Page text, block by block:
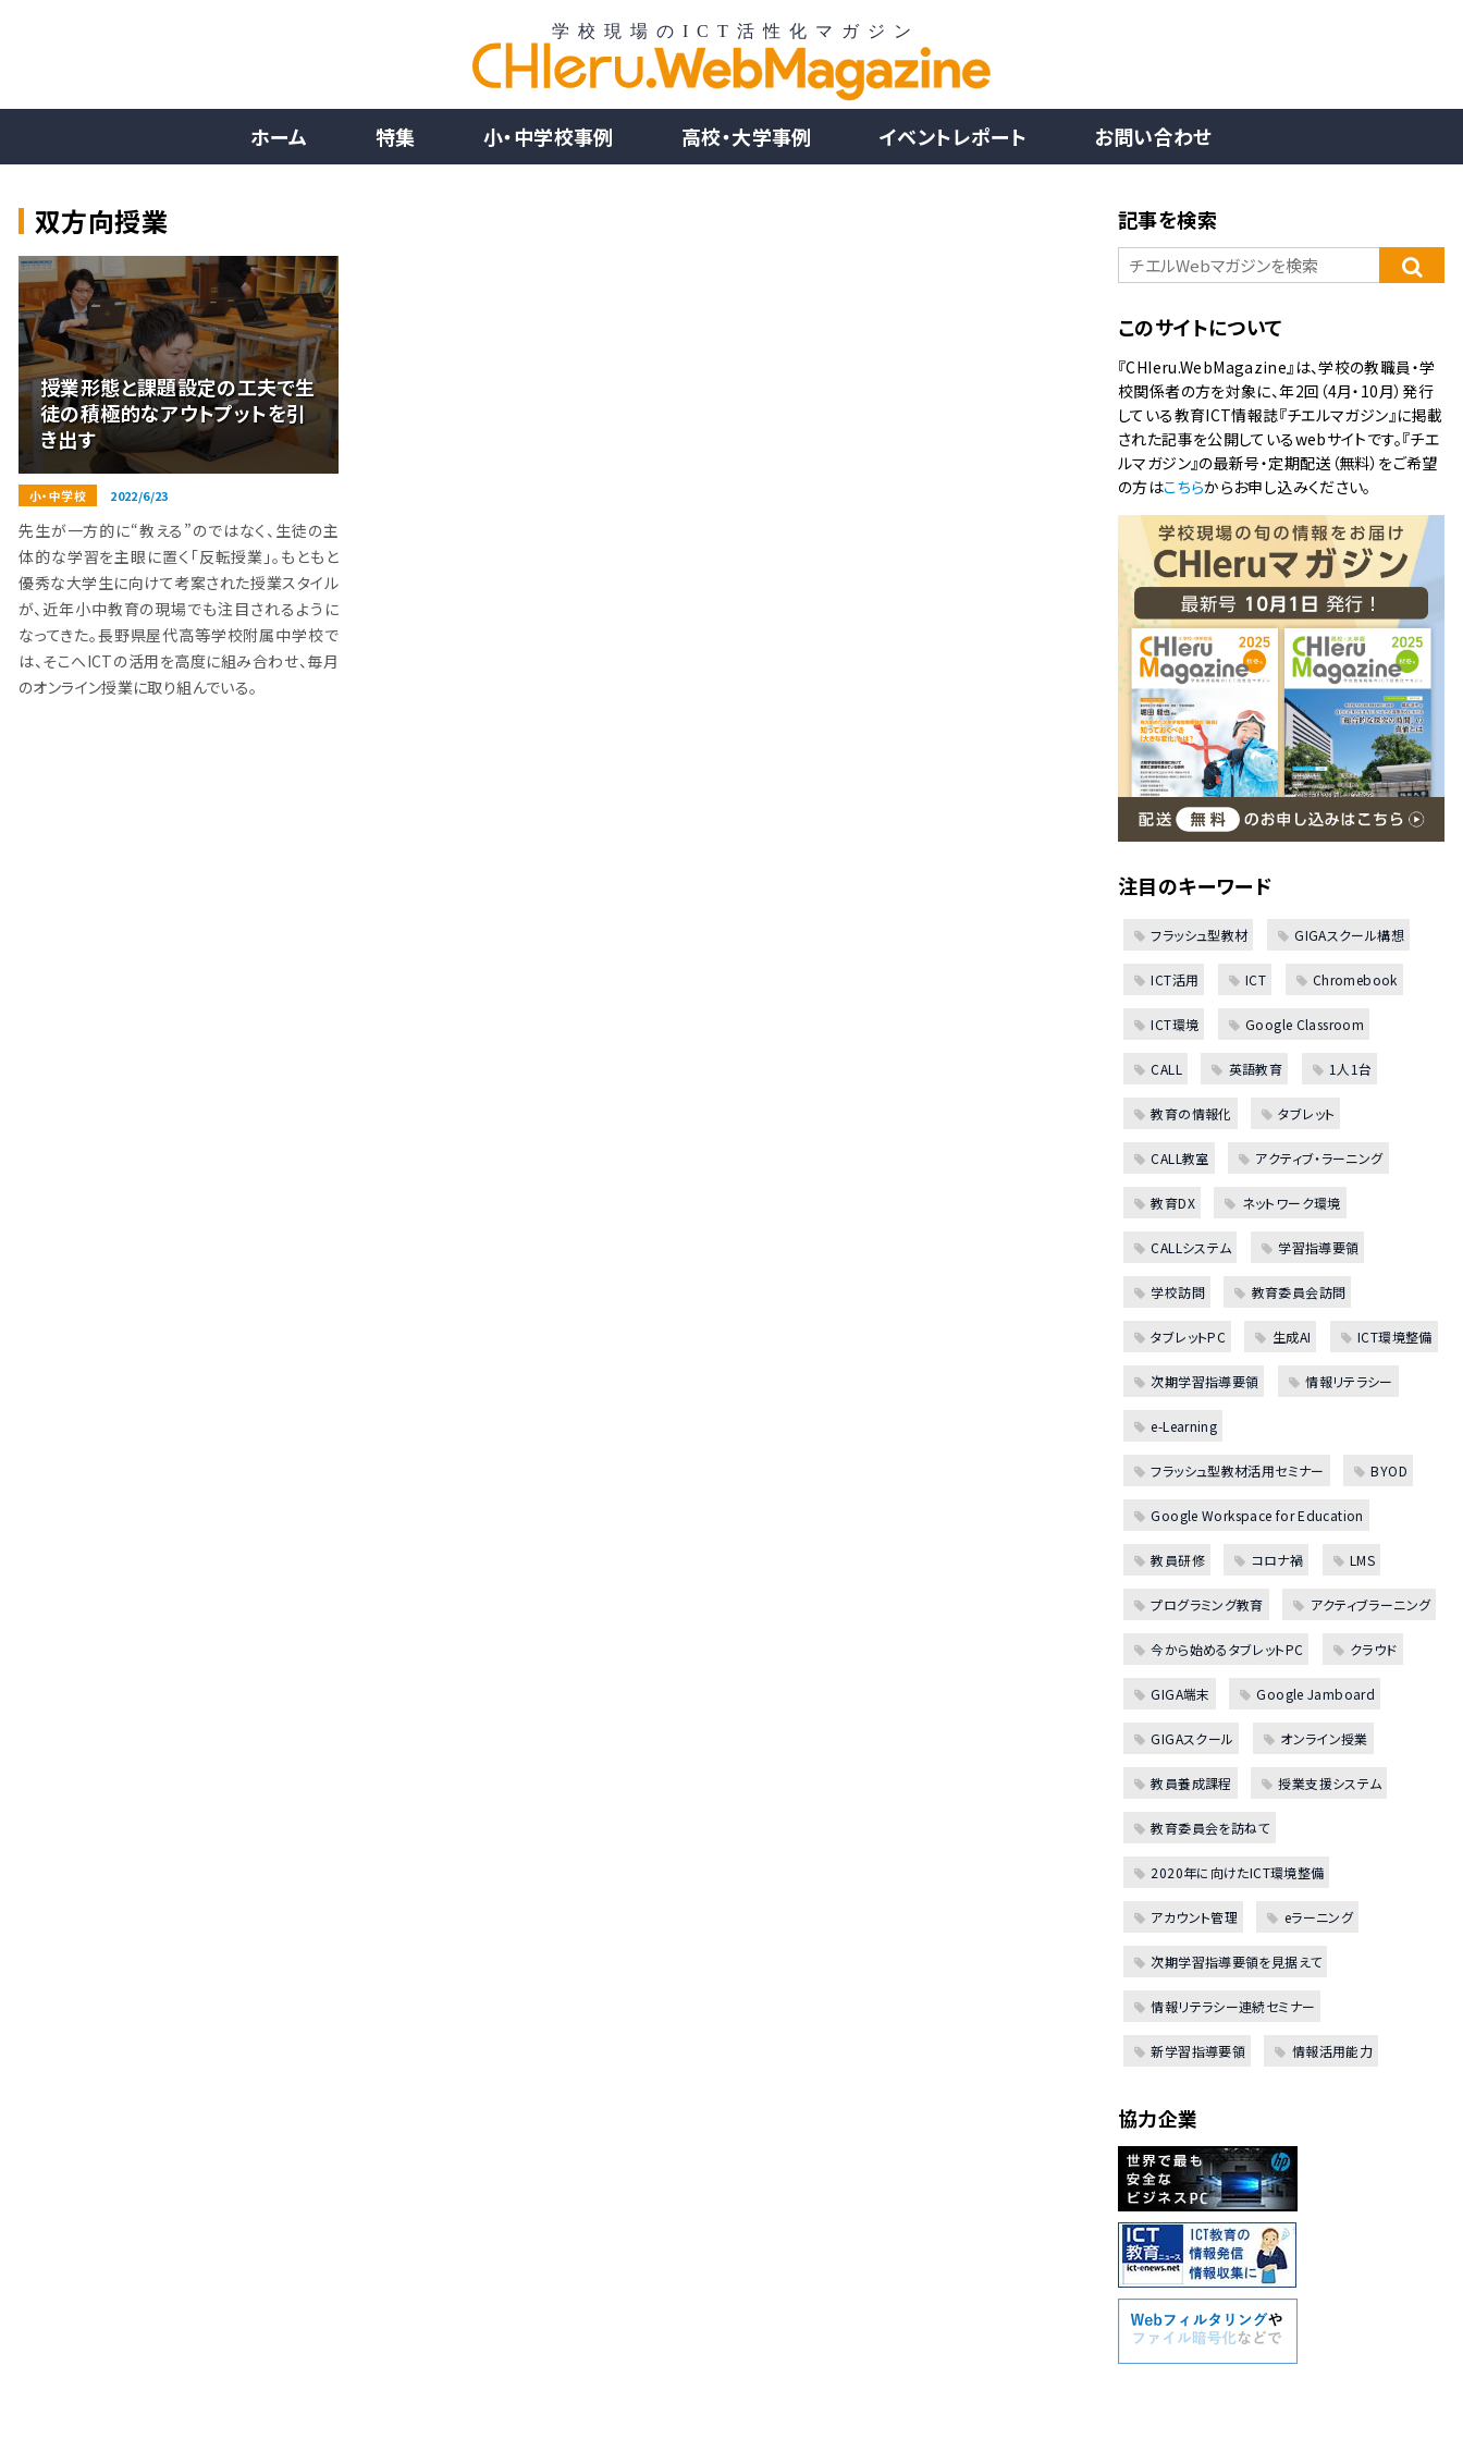
ホーム 特集 小・中学校事例 高校・大学事例 イベントレポート お問い合わせ
双方向授業
授業形態と課題設定の工夫で生
徒の積極的なアウトプットを引
き出す
小・中学校 2022/6/23
先生が一方的に“教える”のではなく、生徒の主
体的な学習を主眼に置く「反転授業」。もともと
優秀な大学生に向けて考案された授業スタイル
が、近年小中教育の現場でも注目されるように
なってきた。長野県屋代高等学校附属中学校で
は、そこへICTの活用を高度に組み合わせ、毎月
のオンライン授業に取り組んでいる。
記事を検索
このサイトについて
『CHIeru.WebMagazine』は、学校の教職員・学
校関係者の方を対象に、年2回（4月・10月）発行
している教育ICT情報誌『チエルマガジン』に掲載
された記事を公開しているwebサイトです。『チエ
ルマガジン』の最新号・定期配送（無料）をご希望
の方はこちらからお申し込みください。
注目のキーワード
フラッシュ型教材 GIGAスクール構想
ICT活用 ICT Chromebook
ICT環境 Google Classroom
CALL 英語教育 1人1台
教育の情報化 タブレット
CALL教室 アクティブ・ラーニング
教育DX ネットワーク環境
CALLシステム 学習指導要領
学校訪問 教育委員会訪問
タブレットPC 生成AI ICT環境整備
次期学習指導要領 情報リテラシー
e-Learning
フラッシュ型教材活用セミナー BYOD
Google Workspace for Education
教員研修 コロナ禍 LMS
プログラミング教育 アクティブラーニング
今から始めるタブレットPC クラウド
GIGA端末 Google Jamboard
GIGAスクール オンライン授業
教員養成課程 授業支援システム
教育委員会を訪ねて
2020年に向けたICT環境整備
アカウント管理 eラーニング
次期学習指導要領を見据えて
情報リテラシー連続セミナー
新学習指導要領 情報活用能力
協力企業